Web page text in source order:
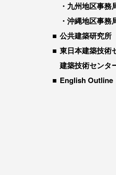
九州地区事務
沖縄地区事務
公共建築研究所
東日本建築技術
建築技術センタ
English Outline